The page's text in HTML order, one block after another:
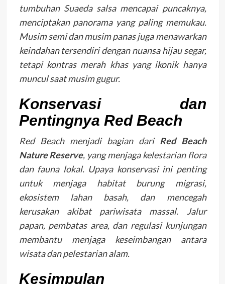
tumbuhan Suaeda salsa mencapai puncaknya,
menciptakan panorama yang paling memukau.
Musim semi dan musim panas juga menawarkan
keindahan tersendiri dengan nuansa hijau segar,
tetapi kontras merah khas yang ikonik hanya
muncul saat musim gugur.
Konservasi dan
Pentingnya Red Beach
Red Beach menjadi bagian dari Red Beach
Nature Reserve, yang menjaga kelestarian flora
dan fauna lokal. Upaya konservasi ini penting
untuk menjaga habitat burung migrasi,
ekosistem lahan basah, dan mencegah
kerusakan akibat pariwisata massal. Jalur
papan, pembatas area, dan regulasi kunjungan
membantu menjaga keseimbangan antara
wisata dan pelestarian alam.
Kesimpulan